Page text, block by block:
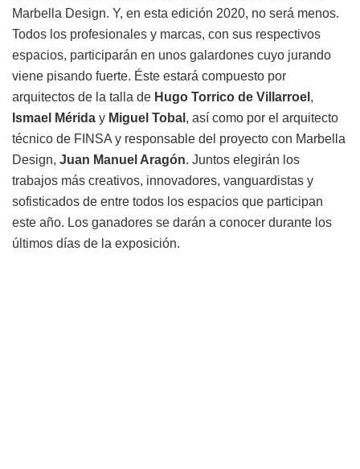
Marbella Design. Y, en esta edición 2020, no será menos.
Todos los profesionales y marcas, con sus respectivos
espacios, participarán en unos galardones cuyo jurando
viene pisando fuerte. Éste estará compuesto por
arquitectos de la talla de Hugo Torrico de Villarroel ,
Ismael Mérida y Miguel Tobal , así como por el arquitecto
técnico de FINSA y responsable del proyecto con Marbella
Design, Juan Manuel Aragón. Juntos elegirán los
trabajos más creativos, innovadores, vanguardistas y
sofisticados de entre todos los espacios que participan
este año. Los ganadores se darán a conocer durante los
últimos días de la exposición.